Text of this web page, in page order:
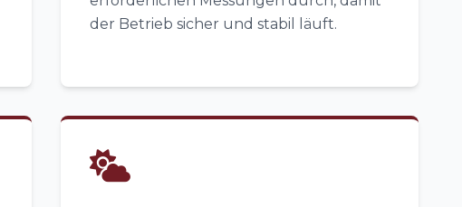
der Betrieb sicher und stabil läuft.